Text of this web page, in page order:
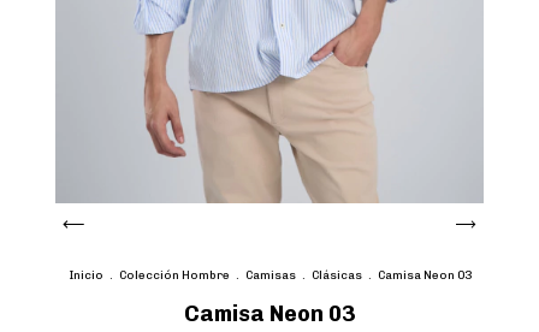
Inicio . Colección Hombre . Camisas . Clásicas . Camisa Neon 03
Camisa Neon 03